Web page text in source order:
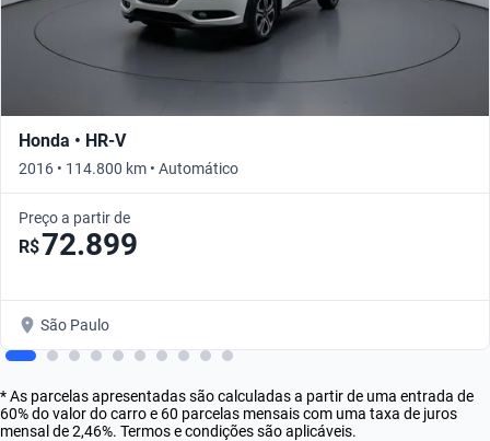
Honda • HR-V
2016 • 114.800 km • Automático
Preço a partir de
R$72.899
São Paulo
* As parcelas apresentadas são calculadas a partir de uma entrada de
60% do valor do carro e 60 parcelas mensais com uma taxa de juros
mensal de 2,46%. Termos e condições são aplicáveis.